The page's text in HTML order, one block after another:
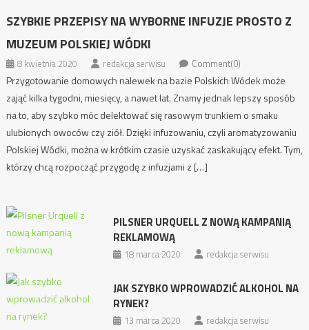
SZYBKIE PRZEPISY NA WYBORNE INFUZJE PROSTO Z
MUZEUM POLSKIEJ WÓDKI
8 kwietnia 2020 redakcja serwisu Comment(0)
Przygotowanie domowych nalewek na bazie Polskich Wódek może
zająć kilka tygodni, miesięcy, a nawet lat. Znamy jednak lepszy sposób
na to, aby szybko móc delektować się rasowym trunkiem o smaku
ulubionych owoców czy ziół. Dzięki infuzowaniu, czyli aromatyzowaniu
Polskiej Wódki, można w krótkim czasie uzyskać zaskakujący efekt. Tym,
którzy chcą rozpocząć przygodę z infuzjami z […]
PILSNER URQUELL Z NOWĄ KAMPANIĄ
REKLAMOWĄ
18 marca 2020 redakcja serwisu
JAK SZYBKO WPROWADZIĆ ALKOHOL NA
RYNEK?
13 marca 2020 redakcja serwisu